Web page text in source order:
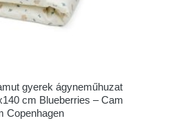
gyerek ágyneműhuzat
cm Blueberries – Cam
Copenhagen